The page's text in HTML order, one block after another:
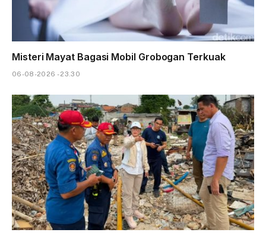
Misteri Mayat Bagasi Mobil Grobogan Terkuak
06-08-2026 - 23.30